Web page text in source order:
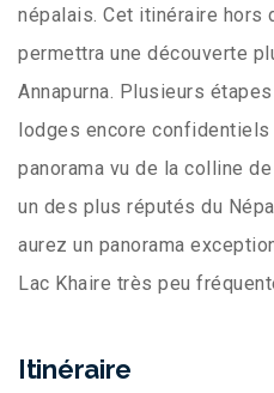
népalais. Cet itinéraire
permettra une découverte
Annapurna. Plusieurs
lodges encore confidentiels
panorama vu de la colline
un des plus réputés du
aurez un panorama
Lac Khaire très peu
Itinéraire